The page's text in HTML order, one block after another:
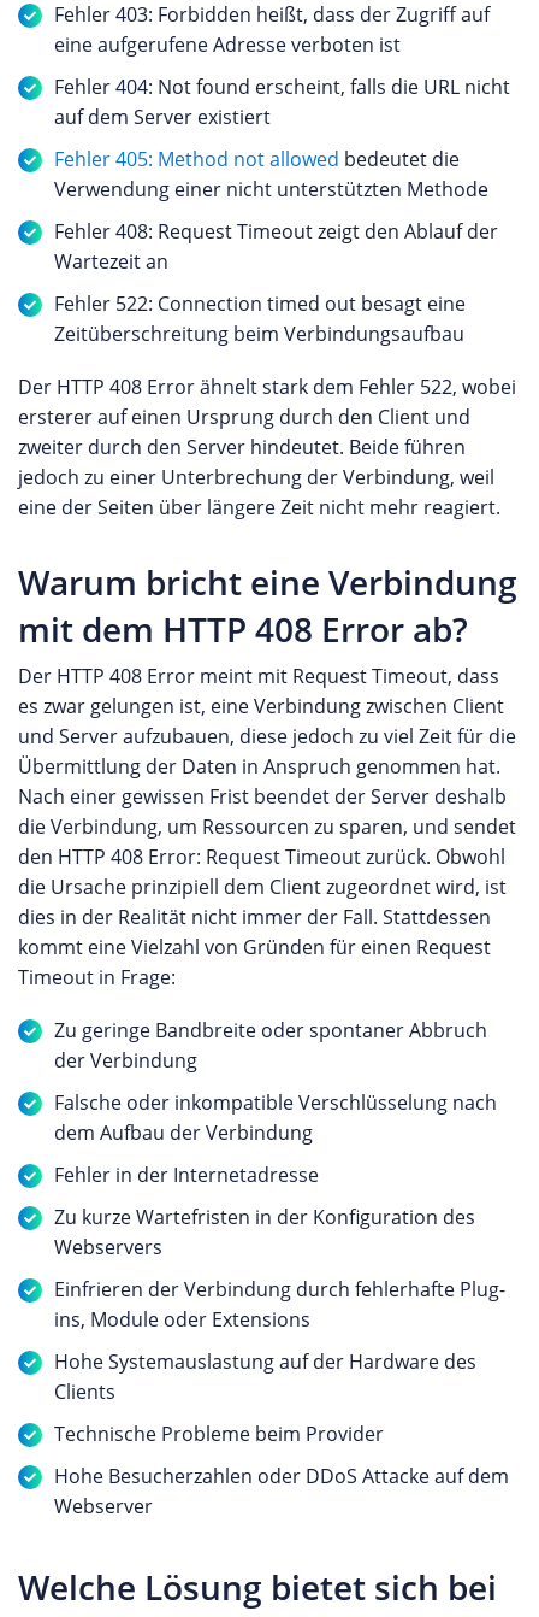
Fehler 403: Forbidden heißt, dass der Zugriff auf
eine aufgerufene Adresse verboten ist
Fehler 404: Not found erscheint, falls die URL nicht
auf dem Server existiert
Fehler 405: Method not allowed bedeutet die
Verwendung einer nicht unterstützten Methode
Fehler 408: Request Timeout zeigt den Ablauf der
Wartezeit an
Fehler 522: Connection timed out besagt eine
Zeitüberschreitung beim Verbindungsaufbau
Der HTTP 408 Error ähnelt stark dem Fehler 522, wobei
ersterer auf einen Ursprung durch den Client und
zweiter durch den Server hindeutet. Beide führen
jedoch zu einer Unterbrechung der Verbindung, weil
eine der Seiten über längere Zeit nicht mehr reagiert.
Warum bricht eine Verbindung
mit dem HTTP 408 Error ab?
Der HTTP 408 Error meint mit Request Timeout, dass
es zwar gelungen ist, eine Verbindung zwischen Client
und Server aufzubauen, diese jedoch zu viel Zeit für die
Übermittlung der Daten in Anspruch genommen hat.
Nach einer gewissen Frist beendet der Server deshalb
die Verbindung, um Ressourcen zu sparen, und sendet
den HTTP 408 Error: Request Timeout zurück. Obwohl
die Ursache prinzipiell dem Client zugeordnet wird, ist
dies in der Realität nicht immer der Fall. Stattdessen
kommt eine Vielzahl von Gründen für einen Request
Timeout in Frage:
Zu geringe Bandbreite oder spontaner Abbruch
der Verbindung
Falsche oder inkompatible Verschlüsselung nach
dem Aufbau der Verbindung
Fehler in der Internetadresse
Zu kurze Wartefristen in der Konfiguration des
Webservers
Einfrieren der Verbindung durch fehlerhafte Plug-
ins, Module oder Extensions
Hohe Systemauslastung auf der Hardware des
Clients
Technische Probleme beim Provider
Hohe Besucherzahlen oder DDoS Attacke auf dem
Webserver
Welche Lösung bietet sich bei